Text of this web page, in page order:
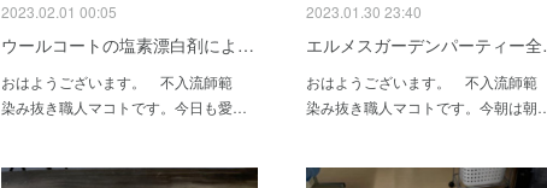
2023.02.01 00:05
ウールコートの塩素漂白剤によ…
おはようございます。 不入流師範
染み抜き職人マコトです。今日も愛…
2023.01.30 23:40
エルメスガーデンパーティー
おはようございます。 不入流師範
染み抜き職人マコトです。今朝は朝